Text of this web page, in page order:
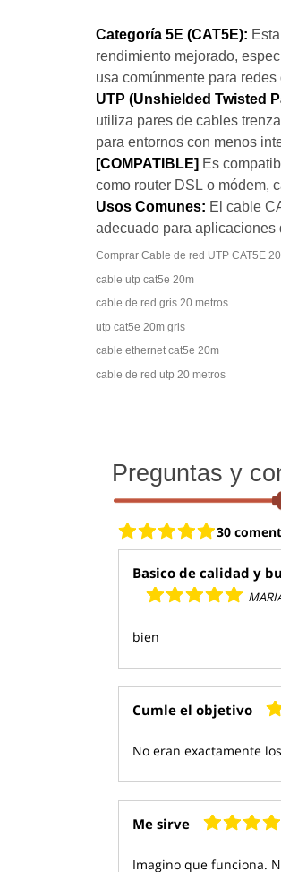
Categoría 5E (CAT5E):
rendimiento mejorado,
usa comúnmente para
UTP (Unshielded Twisted
utiliza pares de cables
para entornos con menos
[COMPATIBLE] Es
como router DSL o módem,
Usos Comunes: El cable
adecuado para aplicaciones
Comprar Cable de red UTP CAT5E
cable utp cat5e 20m
cable de red gris 20 metros
utp cat5e 20m gris
cable ethernet cat5e 20m
cable de red utp 20 metros
Preguntas y
30
Basico de calidad y
bien
Cumle el objetivo
No eran exactamente
Me sirve
Imagino que funciona.